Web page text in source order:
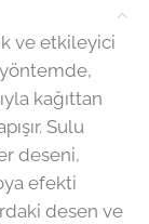
ve etkileyici
kağıttan
Sulu
deseni,
efekti
desen ve